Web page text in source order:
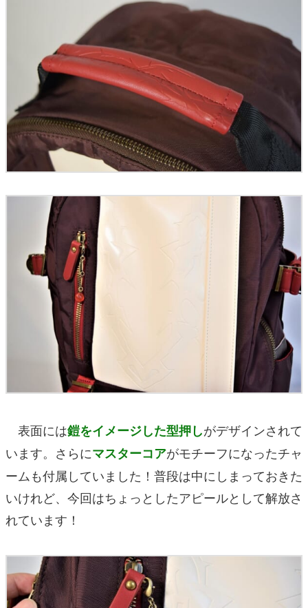
表面には鎧をイメージした型押しがデザインされて
います。さらにマスターコアがモチーフになったチャ
ームも付属していました！普段は中にしまっておきた
いけれど、今回はちょっとしたアピールとして解放さ
れています！